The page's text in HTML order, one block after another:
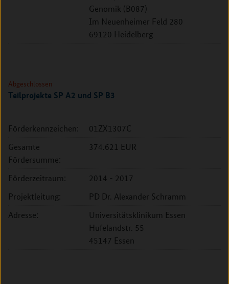
Genomik (B087)
Im Neuenheimer Feld 280
69120 Heidelberg
Abgeschlossen
Teilprojekte SP A2 und SP B3
Förderkennzeichen:
01ZX1307C
Gesamte
Fördersumme:
374.621 EUR
Förderzeitraum:
2014 - 2017
Projektleitung:
PD Dr. Alexander Schramm
Adresse:
Universitätsklinikum Essen
Hufelandstr. 55
45147 Essen